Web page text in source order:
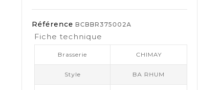
Référence BCBBR375002A
Fiche technique
Brasserie CHIMAY
Style BA RHUM